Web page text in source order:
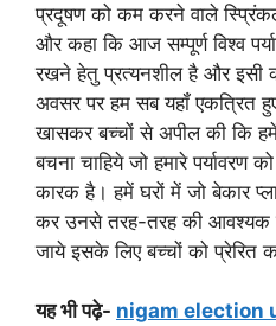
प्रदूषण को कम करने वाले
और कहा कि आज सम्पूर्ण विश्व
रखने हेतु प्रत्यनशील है और
अवसर पर हम सब यहॉं एकत्रित
खासकर बच्चों से अपील की कि
बचना चाहिये जो हमारे पर्यावरण
कारक है। हमें घरों में जो बेकार
कर उनसे तरह-तरह की आवश्यक
जाये इसके लिए बच्चों को प्रेरित
यह भी पढ़े- nigam election